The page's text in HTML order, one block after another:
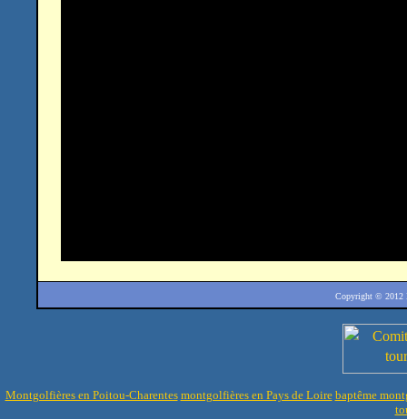
Copyright © 2012
Montgolfières en Poitou-Charentes montgolfières en Pays de Loire baptême